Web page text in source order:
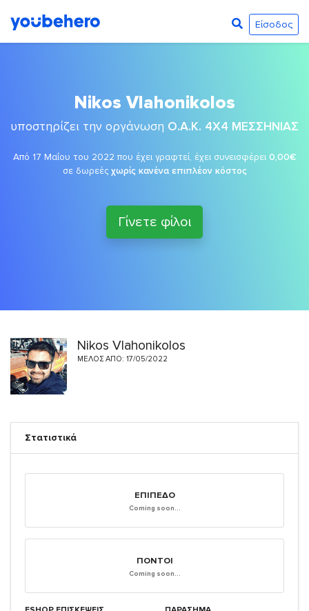
Είσοδος
Nikos Vlahonikolos
υποστηρίζει την οργάνωση Ο.Α.Κ. 4Χ4 ΜΕΣΣΗΝΙΑΣ
Από 17 Μαΐου του 2022 που έχει γραφτεί, έχει συνεισφέρει 0,00€
σε δωρεές χωρίς κανένα επιπλέον κόστος
Γίνετε φίλοι
Nikos Vlahonikolos
ΜΈΛΟΣ ΑΠΌ: 17/05/2022
Στατιστικά
ΕΠΊΠΕΔΟ
Coming soon...
ΠΌΝΤΟΙ
Coming soon...